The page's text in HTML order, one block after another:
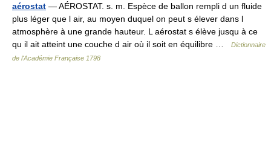
aérostat — AÉROSTAT. s. m. Espèce de ballon rempli d un fluide
plus léger que l air, au moyen duquel on peut s élever dans l
atmosphère à une grande hauteur. L aérostat s élève jusqu à ce
qu il ait atteint une couche d air où il soit en équilibre …
Dictionnaire
de l'Académie Française 1798